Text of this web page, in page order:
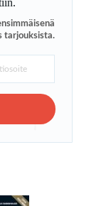
tarjouksista.